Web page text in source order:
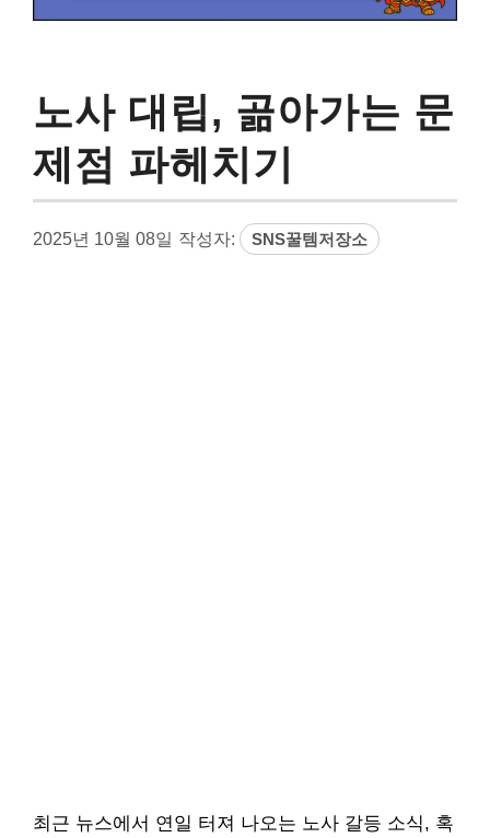
노사 대립, 곪아가는 문
제점 파헤치기
2025년 10월 08일 작성자: SNS꿀템저장소
최근 뉴스에서 연일 터져 나오는 노사 갈등 소식, 혹